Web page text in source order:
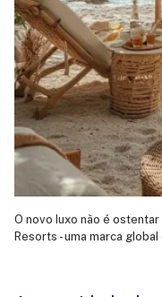
O novo luxo não é
Resorts - uma marca